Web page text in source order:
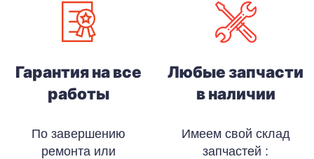
Гарантия на все
работы
По завершению
ремонта или
Любые запчасти
в наличии
Имеем свой склад
запчастей :